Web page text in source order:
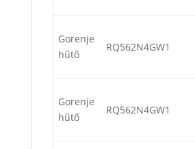
Gorenje
hűtő
RQ562N4GW1
Gorenje
hűtő
RQ562N4GW1